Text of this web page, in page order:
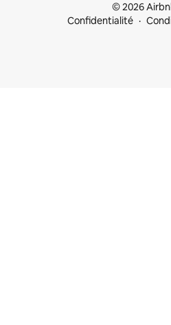
© 2026
Confidentialité